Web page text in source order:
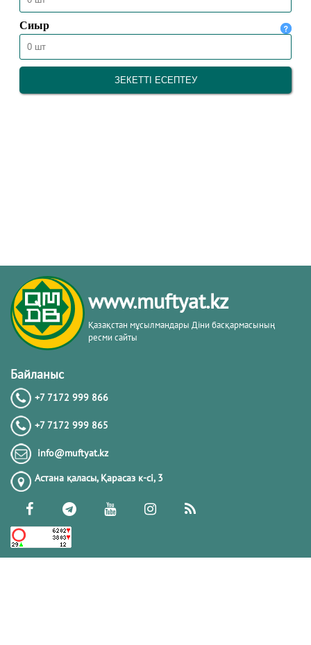
www.muftyat.kz
Қазақстан мұсылмандары Діни басқармасының
ресми сайты
Байланыс
+7 7172 999 866
+7 7172 999 865
info@muftyat.kz
Астана қаласы, Қарасаз к-сi, 3